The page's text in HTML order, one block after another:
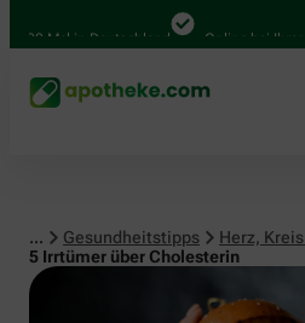
Mal in Deutschland Online bei Ihrer
... Gesundheitstipps
Herz,
5 Irrtümer über Cholesterin
Herz, Kreislauf & Stoffwechsel